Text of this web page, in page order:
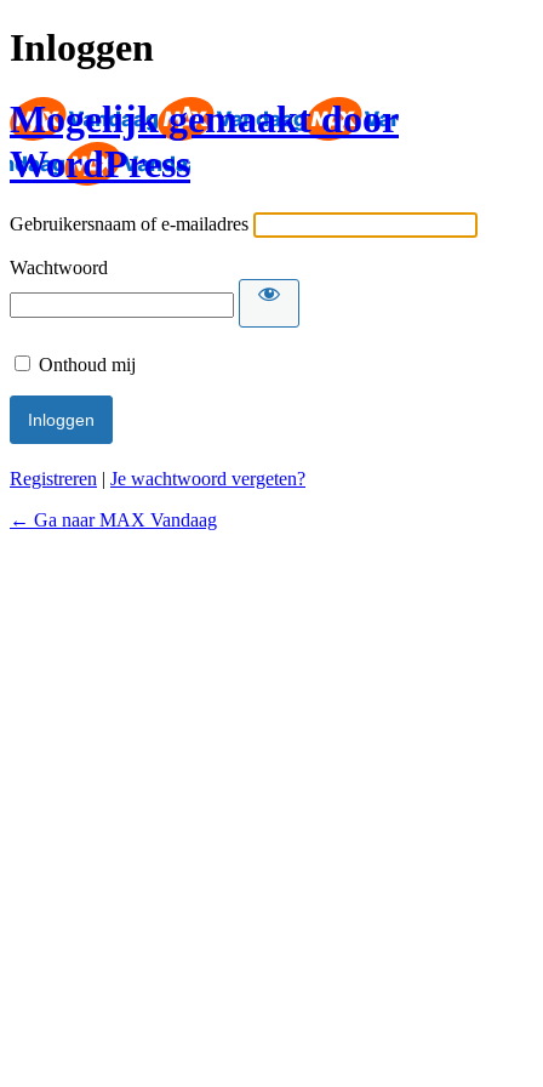
Inloggen
Mogelijk gemaakt door
WordPress
Gebruikersnaam of e-mailadres
Wachtwoord
Onthoud mij
Registreren | Je wachtwoord vergeten?
← Ga naar MAX Vandaag